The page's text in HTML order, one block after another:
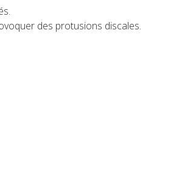
des protusions discales.